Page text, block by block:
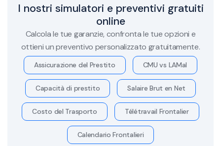
I nostri simulatori e preventivi gratuiti
online
Calcola le tue garanzie, confronta le tue opzioni e
ottieni un preventivo personalizzato gratuitamente.
Assicurazione del Prestito CMU vs LAMal
Capacità di prestito Salaire Brut en Net
Costo del Trasporto Télétravail Frontalier
Calendario Frontalieri